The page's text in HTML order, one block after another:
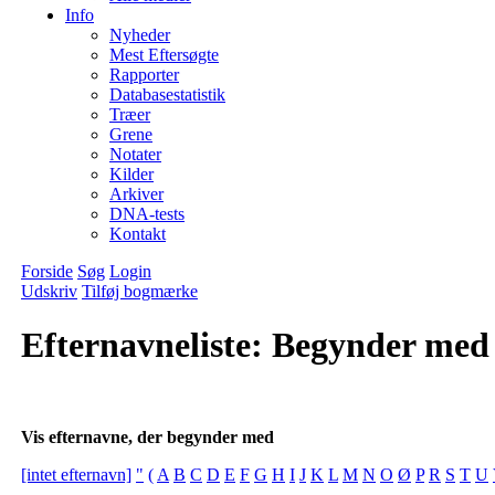
Info
Nyheder
Mest Eftersøgte
Rapporter
Databasestatistik
Træer
Grene
Notater
Kilder
Arkiver
DNA-tests
Kontakt
Forside Søg Login
Udskriv Tilføj bogmærke
Efternavneliste: Begynder
Vis efternavne, der begynder med
[intet efternavn] " ( A B C D E F G H I J K L M N O Ø P R S T U